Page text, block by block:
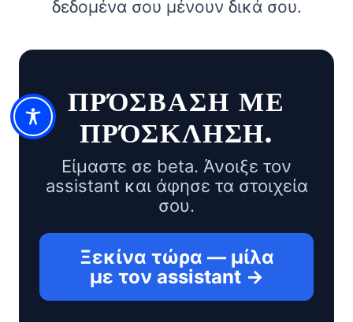
δεδομένα σου μένουν δικά σου.
ΠΡΌΣΒΑΣΗ ΜΕ
ΠΡΌΣΚΛΗΣΗ.
Είμαστε σε beta. Άνοιξε τον
assistant και άφησε τα στοιχεία
σου.
Ξεκίνα τώρα — μίλα
με τον assistant →